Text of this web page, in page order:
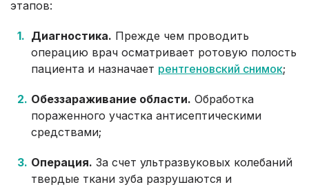
этапов:
Диагностика. Прежде чем проводить
операцию врач осматривает ротовую полость
пациента и назначает рентгеновский снимок;
Обеззараживание области. Обработка
пораженного участка антисептическими
средствами;
Операция. За счет ультразвуковых колебаний
твердые ткани зуба разрушаются и